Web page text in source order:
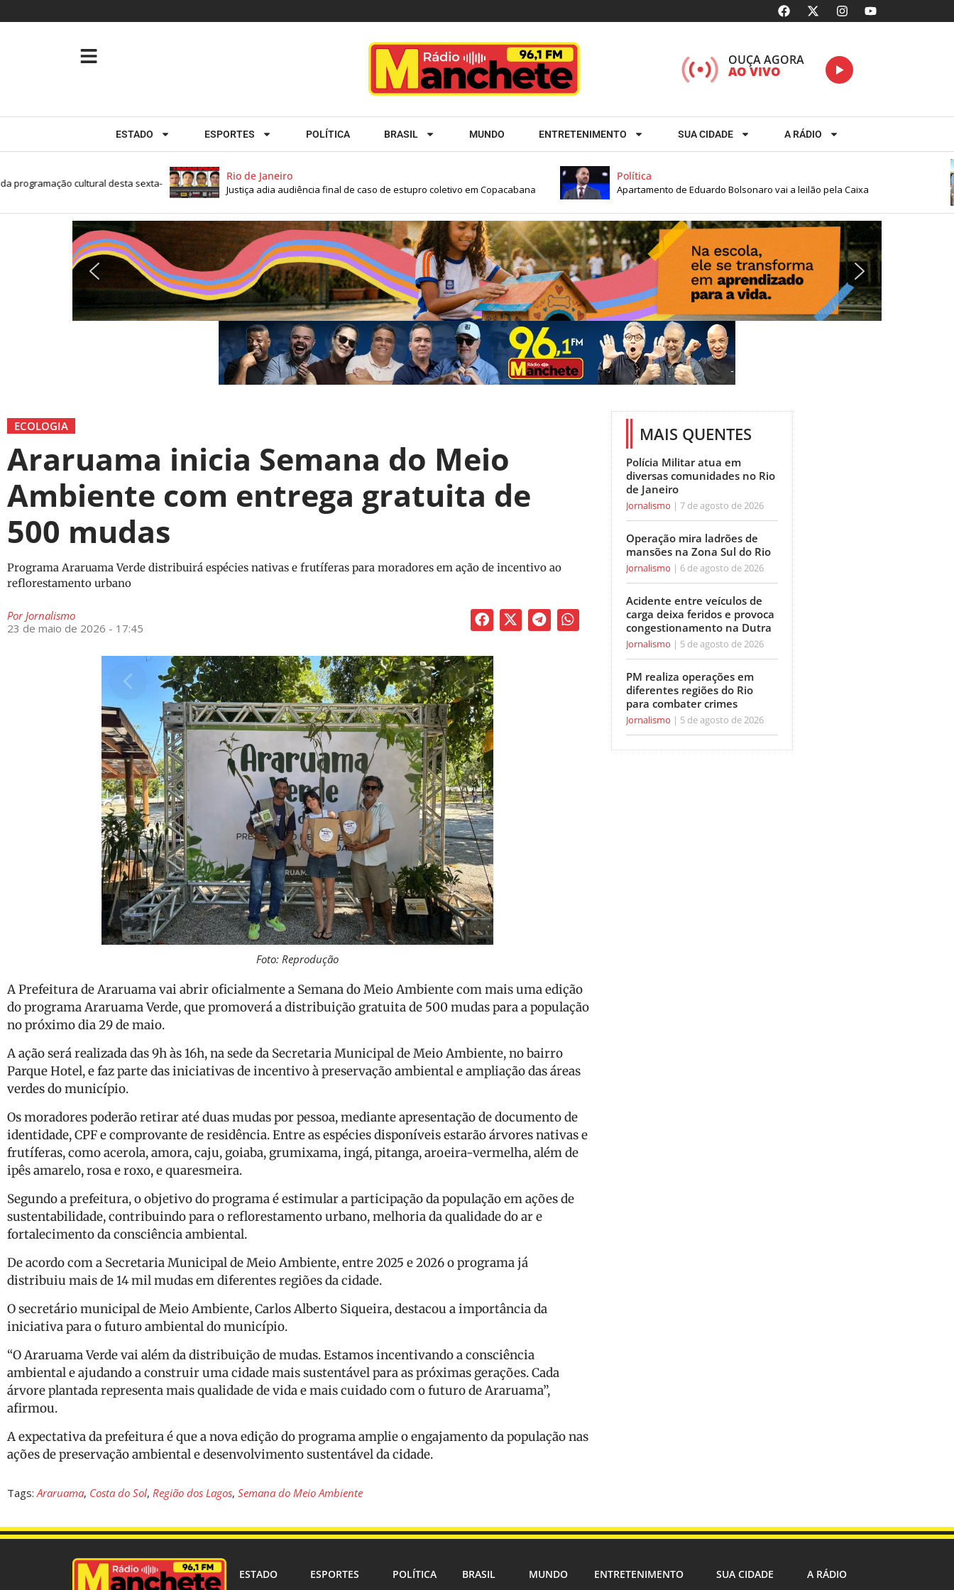
OUÇA AGORA
AO VIVO
ESTADO ESPORTES POLÍTICA BRASIL MUNDO ENTRETENIMENTO SUA CIDADE A RÁDIO
Rio de Janeiro
Justiça adia audiência final de caso de estupro coletivo em Copacabana
Política
Apartamento de Eduardo Bolsonaro vai a leilão pela Caixa
cultural desta sexta-
ECOLOGIA
Araruama inicia Semana do Meio
Ambiente com entrega gratuita de
500 mudas
Programa Araruama Verde distribuirá espécies nativas e frutíferas para moradores em ação de incentivo ao
reflorestamento urbano
PorJornalismo
23 de maio de 2026 - 17:45
Foto: Reprodução
A Prefeitura de Araruama vai abrir oficialmente a Semana do Meio Ambiente com mais uma edição
do programa Araruama Verde, que promoverá a distribuição gratuita de 500 mudas para a população
no próximo dia 29 de maio.
A ação será realizada das 9h às 16h, na sede da Secretaria Municipal de Meio Ambiente, no bairro
Parque Hotel, e faz parte das iniciativas de incentivo à preservação ambiental e ampliação das áreas
verdes do município.
Os moradores poderão retirar até duas mudas por pessoa, mediante apresentação de documento de
identidade, CPF e comprovante de residência. Entre as espécies disponíveis estarão árvores nativas e
frutíferas, como acerola, amora, caju, goiaba, grumixama, ingá, pitanga, aroeira-vermelha, além de
ipês amarelo, rosa e roxo, e quaresmeira.
Segundo a prefeitura, o objetivo do programa é estimular a participação da população em ações de
sustentabilidade, contribuindo para o reflorestamento urbano, melhoria da qualidade do ar e
fortalecimento da consciência ambiental.
De acordo com a Secretaria Municipal de Meio Ambiente, entre 2025 e 2026 o programa já
distribuiu mais de 14 mil mudas em diferentes regiões da cidade.
O secretário municipal de Meio Ambiente, Carlos Alberto Siqueira, destacou a importância da
iniciativa para o futuro ambiental do município.
“O Araruama Verde vai além da distribuição de mudas. Estamos incentivando a consciência
ambiental e ajudando a construir uma cidade mais sustentável para as próximas gerações. Cada
árvore plantada representa mais qualidade de vida e mais cuidado com o futuro de Araruama”,
afirmou.
A expectativa da prefeitura é que a nova edição do programa amplie o engajamento da população nas
ações de preservação ambiental e desenvolvimento sustentável da cidade.
Tags: Araruama, Costa do Sol, Região dos Lagos, Semana do Meio Ambiente
MAIS QUENTES
Polícia Militar atua em
diversas comunidades no Rio
de Janeiro
Jornalismo 7 de agosto de 2026
Operação mira ladrões de
mansões na Zona Sul do Rio
Jornalismo 6 de agosto de 2026
Acidente entre veículos de
carga deixa feridos e provoca
congestionamento na Dutra
Jornalismo 5 de agosto de 2026
PM realiza operações em
diferentes regiões do Rio
para combater crimes
Jornalismo 5 de agosto de 2026
ESTADO ESPORTES POLÍTICA BRASIL MUNDO ENTRETENIMENTO SUA CIDADE A RÁDIO